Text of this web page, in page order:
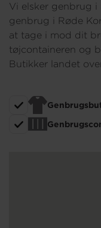
Vores indsatser
Genbrug
Om os
Vi elsker genbrug i
genbrug i Røde
at tage i mod dit
tøjcontaineren og
Butikker landet